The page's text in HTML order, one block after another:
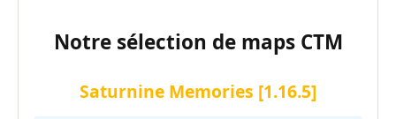
Notre sélection de maps CTM
Saturnine Memories [1.16.5]